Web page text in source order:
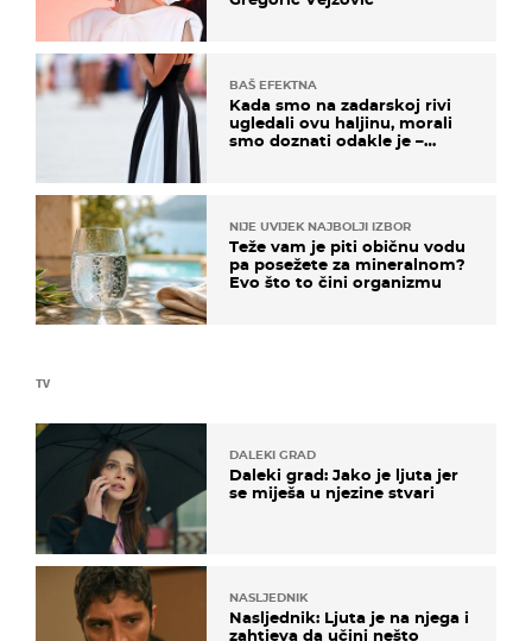
TV
DALEKI GRAD
Daleki grad: Jako je ljuta jer
se miješa u njezine stvari
NASLJEDNIK
Nasljednik: Ljuta je na njega i
zahtjeva da učini nešto
BAŠ EFEKTNA
Kada smo na zadarskoj rivi
ugledali ovu haljinu, morali
smo doznati odakle je –
NIJE UVIJEK NAJBOLJI IZBOR
Teže vam je piti običnu vodu
pa posežete za mineralnom?
Evo što to čini organizmu